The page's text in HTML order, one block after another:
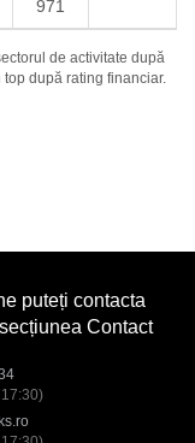
971
de activitate după
după rating financiar.
puteți contacta
Contact